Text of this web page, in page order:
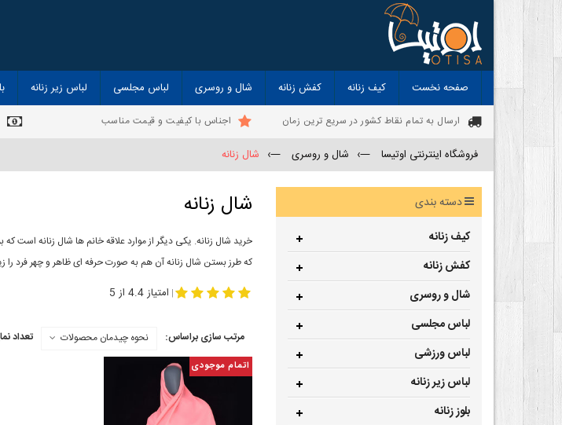
صفحه نخست کیف زنانه کفش زنانه شال و روسری لباس مجلسی لباس زیر زنانه
ارسال به تمام نقاط کشور در سریع ترین زمان اجناس با کیفیت و قیمت مناسب
فروشگاه اینترنتی اوتیسا —› شال و روسری —› شال زنانه
شال زنانه
خرید شال زنانه. یکی دیگر از موارد علاقه خانم ها شال زنانه
که طرز بستن شال زنانه آن هم به صورت حرفه ای ظاهر و چهر فرد را
| امتیاز 4.4 از 5
مرتب سازی براساس: نحوه چیدمان محصولات تعداد
اتمام موجودی
دسته بندی
کیف زنانه
کفش زنانه
شال و روسری
لباس مجلسی
لباس ورزشی
لباس زیر زنانه
بلوز زنانه